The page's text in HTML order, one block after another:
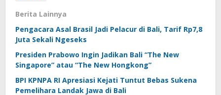
Berita Lainnya
Pengacara Asal Brasil Jadi Pelacur di Bali, Tarif Rp7,8
Juta Sekali Ngeseks
Presiden Prabowo Ingin Jadikan Bali “The New
Singapore” atau “The New Hongkong”
BPI KPNPA RI Apresiasi Kejati Tuntut Bebas Sukena
Pemelihara Landak Jawa di Bali